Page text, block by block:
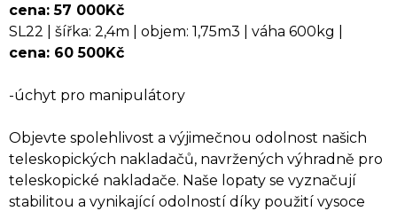
cena: 57 000Kč
SL22 | šířka: 2,4m | objem: 1,75m3 | váha 600kg |
cena: 60 500Kč
-úchyt pro manipulátory
Objevte spolehlivost a výjimečnou odolnost našich
teleskopických nakladačů, navržených výhradně pro
teleskopické nakladače. Naše lopaty se vyznačují
stabilitou a vynikající odolností díky použití vysoce